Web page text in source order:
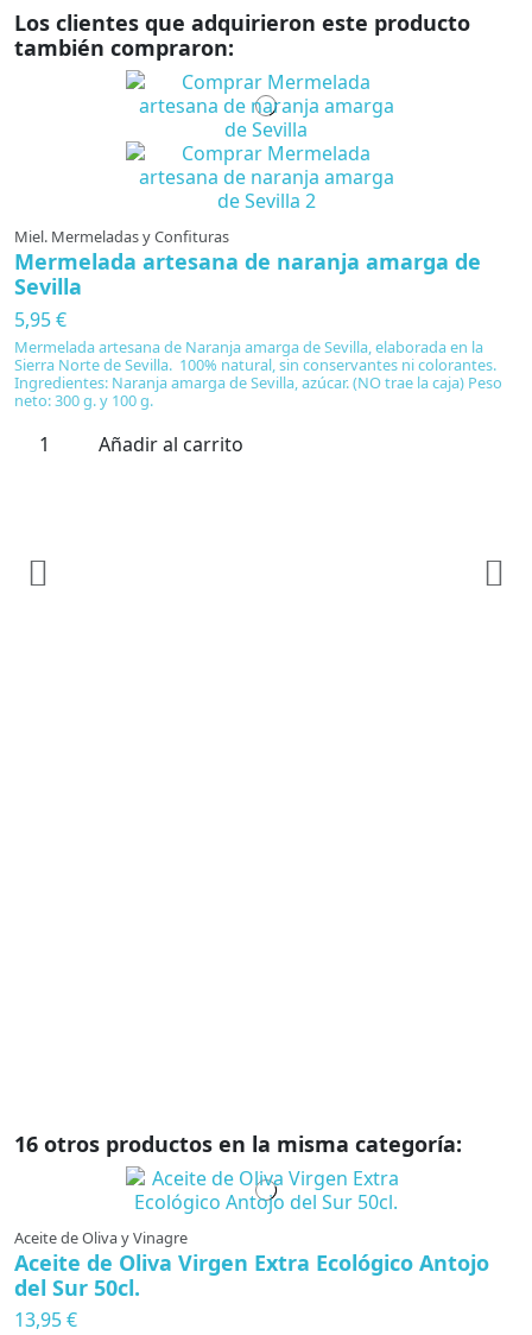
Los clientes que adquirieron este producto
también compraron:
Miel. Mermeladas y Confituras
Mermelada artesana de naranja amarga de
Sevilla
5,95 €
Mermelada artesana de Naranja amarga de Sevilla, elaborada en la
Sierra Norte de Sevilla. 100% natural, sin conservantes ni colorantes.
Ingredientes: Naranja amarga de Sevilla, azúcar. (NO trae la caja) Peso
neto: 300 g. y 100 g.
Añadir al carrito
16 otros productos en la misma categoría:
Aceite de Oliva y Vinagre
Aceite de Oliva Virgen Extra Ecológico Antojo
del Sur 50cl.
13,95 €